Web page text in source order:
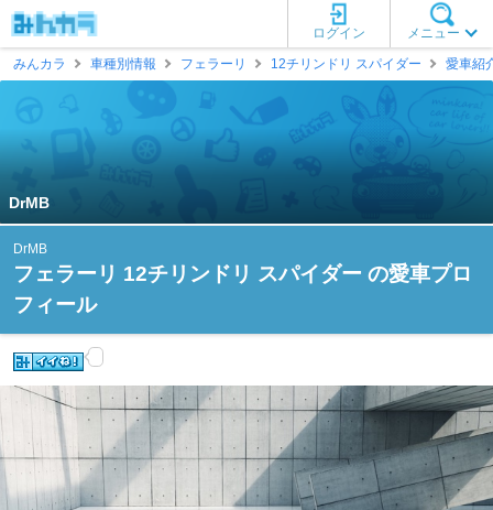
メニュー
ログイン
みんカラ
車種別情報 フェラーリ 12チリンドリ スパイダー 愛車紹
DrMB
DrMB
フェラーリ 12チリンドリ スパイダー の愛車プロ
フィール